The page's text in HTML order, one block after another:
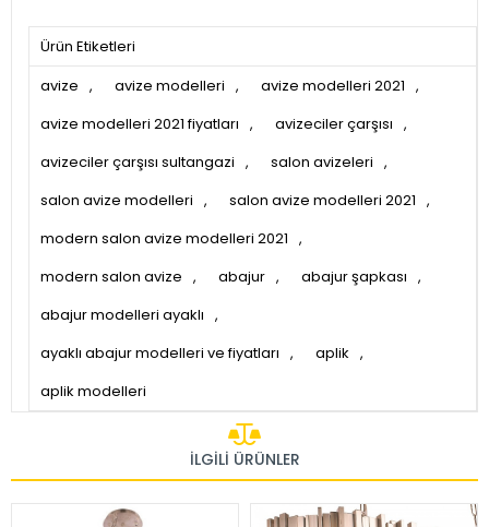
Ürün Etiketleri
avize , avize modelleri , avize modelleri 2021 ,
avize modelleri 2021 fiyatları , avizeciler çarşısı ,
avizeciler çarşısı sultangazi , salon avizeleri ,
salon avize modelleri , salon avize modelleri 2021 ,
modern salon avize modelleri 2021 ,
modern salon avize , abajur , abajur şapkası ,
abajur modelleri ayaklı ,
ayaklı abajur modelleri ve fiyatları , aplik ,
aplik modelleri
İLGILI ÜRÜNLER